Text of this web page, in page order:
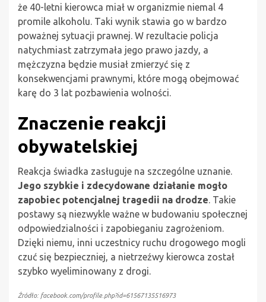
że 40-letni kierowca miał w organizmie niemal 4
promile alkoholu. Taki wynik stawia go w bardzo
poważnej sytuacji prawnej. W rezultacie policja
natychmiast zatrzymała jego prawo jazdy, a
mężczyzna będzie musiał zmierzyć się z
konsekwencjami prawnymi, które mogą obejmować
karę do 3 lat pozbawienia wolności.
Znaczenie reakcji
obywatelskiej
Reakcja świadka zasługuje na szczególne uznanie.
Jego szybkie i zdecydowane działanie mogło
zapobiec potencjalnej tragedii na drodze. Takie
postawy są niezwykle ważne w budowaniu społecznej
odpowiedzialności i zapobieganiu zagrożeniom.
Dzięki niemu, inni uczestnicy ruchu drogowego mogli
czuć się bezpieczniej, a nietrzeźwy kierowca został
szybko wyeliminowany z drogi.
Źródło: facebook.com/profile.php?id=61567135516973